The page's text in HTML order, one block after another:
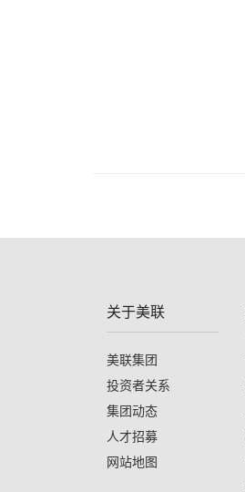
关于美联
美联集团
投资者关系
集团动态
人才招募
网站地图